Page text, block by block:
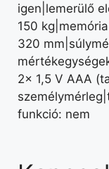
igen|lemerülő
150
320
2× 1,5 V AAA
funkció: nem